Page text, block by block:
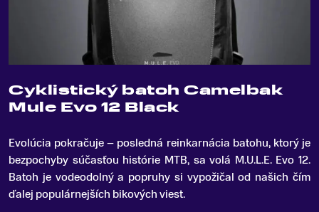
Cyklistický batoh Camelbak
Mule Evo 12 Black
Evolúcia pokračuje – posledná reinkarnácia batohu, ktorý je
bezpochyby súčasťou histórie MTB, sa volá M.U.L.E. Evo 12.
Batoh je vodeodolný a popruhy si vypožičal od našich čím
ďalej populárnejších bikových viest.